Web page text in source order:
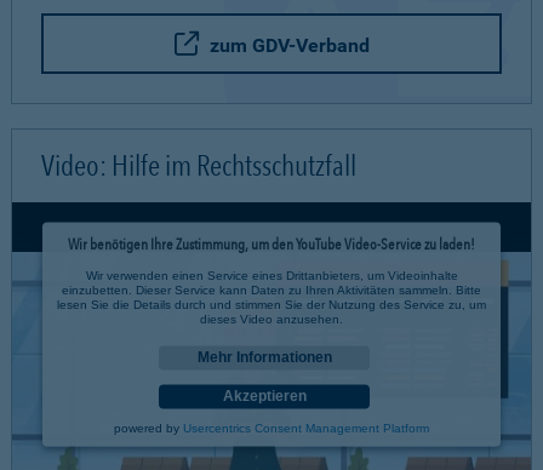
zum GDV-Verband
Video: Hilfe im Rechtsschutzfall
Wir benötigen Ihre Zustimmung, um den YouTube Video-Service zu laden!
Wir verwenden einen Service eines Drittanbieters, um Videoinhalte
einzubetten. Dieser Service kann Daten zu Ihren Aktivitäten sammeln. Bitte
lesen Sie die Details durch und stimmen Sie der Nutzung des Service zu, um
dieses Video anzusehen.
Mehr Informationen
Akzeptieren
powered by Usercentrics Consent Management Platform